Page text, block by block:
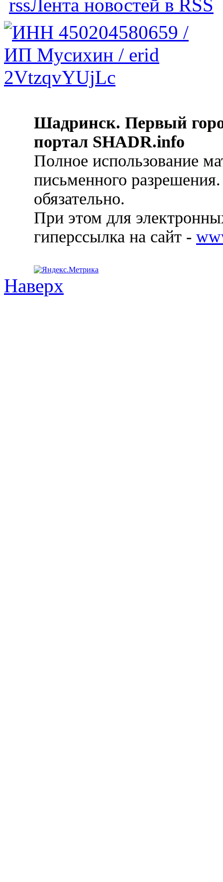
Лента новостей в RSS
Шадринск. Первый
портал SHADR.info
Полное использование
письменного
обязательно.
При этом для
гиперссылка на сайт -
Наверх